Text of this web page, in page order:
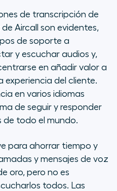
de transcripción de
Aircall son evidentes,
de soporte a
y escuchar audios y,
en añadir valor a
experiencia del cliente.
en varios idiomas
de seguir y responder
de todo el mundo.
para ahorrar tiempo y
y mensajes de voz
oro, pero no es
todos. Las